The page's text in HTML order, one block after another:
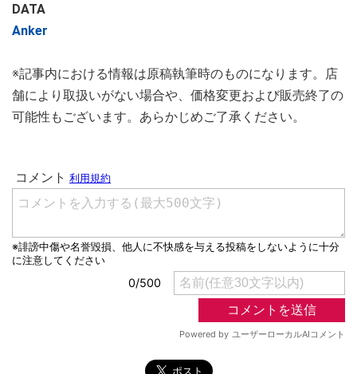
DATA
Anker
※記事内における情報は原稿執筆時のものになります。店
舗により取扱いがない場合や、価格変更および販売終了の
可能性もございます。あらかじめご了承ください。